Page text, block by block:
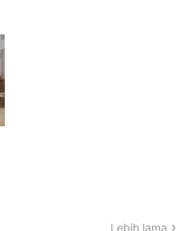
Lebih lama